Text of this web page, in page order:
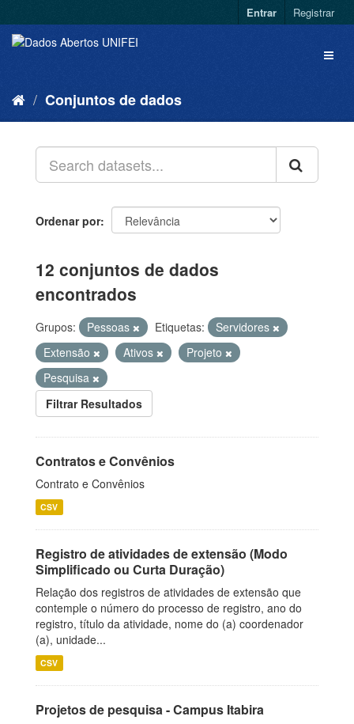
Entrar Registrar
Conjuntos de dados
Ordenar por
12 conjuntos de dados
encontrados
Grupos: Pessoas Etiquetas:
Servidores
Extensão
Ativos
Projeto
Pesquisa
Filtrar Resultados
Contratos e Convênios
Contrato e Convênios
CSV
Registro de atividades de extensão (Modo
Simplificado ou Curta Duração)
Relação dos registros de atividades de extensão que
contemple o número do processo de registro, ano do
registro, título da atividade, nome do (a) coordenador
(a), unidade...
CSV
Projetos de pesquisa - Campus Itabira